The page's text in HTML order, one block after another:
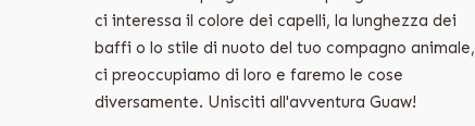
ci interessa il colore dei capelli, la lunghezza dei
baffi o lo stile di nuoto del tuo compagno animale,
ci preoccupiamo di loro e faremo le cose
diversamente. Unisciti all'avventura Guaw!